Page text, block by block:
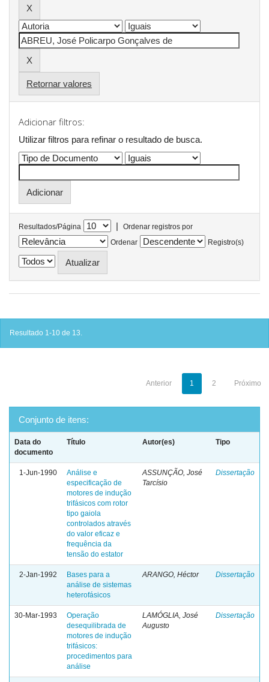
Retornar valores
Adicionar filtros:
Utilizar filtros para refinar o resultado de busca.
Resultados/Página |
Ordenar registros por
Ordenar
Registro(s)
Resultado 1-10 de 13.
Anterior 1 2 Próximo
Conjunto de itens:
Data do
documento
Título Autor(es) Tipo
1-Jun-1990
Análise e
especificação de
motores de indução
trifásicos com rotor
tipo gaiola
controlados através
do valor eficaz e
frequência da
tensão do estator
ASSUNÇÃO, José
Tarcísio
Dissertação
2-Jan-1992
Bases para a
análise de sistemas
heterofásicos
ARANGO, Héctor Dissertação
30-Mar-1993
Operação
desequilibrada de
motores de indução
trifásicos:
procedimentos para
análise
LAMÓGLIA, José
Augusto
Dissertação